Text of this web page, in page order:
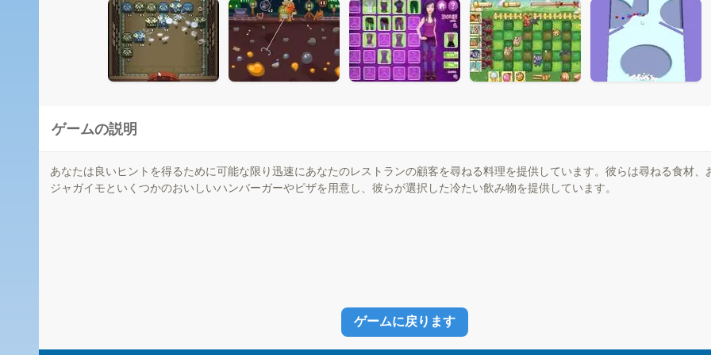
ゲームの説明
あなたは良いヒントを得るために可能な限り迅速にあなたのレストランの顧客を尋ねる料理を提供しています。彼らは尋ねる食材、
ジャガイモといくつかのおいしいハンバーガーやピザを用意し、彼らが選択した冷たい飲み物を提供しています。
ゲームに戻ります